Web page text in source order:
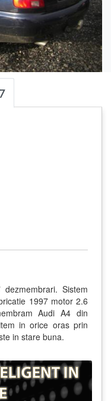
Sistem
1997 motor 2.6
Audi A4 din
in orice oras prin
in stare buna.